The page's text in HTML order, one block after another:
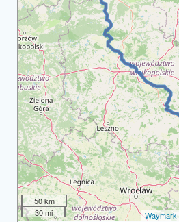
50 km
30 mi
Waymark